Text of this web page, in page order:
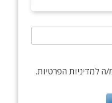
ה למדיניות הפרטיות.